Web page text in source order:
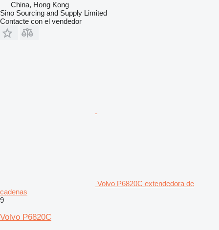
China, Hong Kong
Sino Sourcing and Supply Limited
Contacte con el vendedor
Volvo P6820C extendedora de
cadenas
9
Volvo P6820C